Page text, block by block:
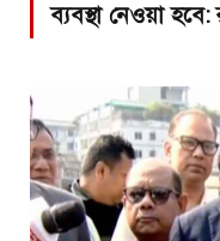
ব্যবস্থা নেওয়া